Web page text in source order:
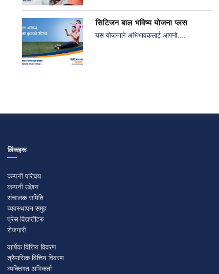
सिटिजन बाल भविष्य योजना प्लस
यस योजनाले अभिभावकलाई आफ्नो....
लिंकहरू
कम्पनी परिचय
कम्पनी उद्देश्य
संचालक समिति
व्यवस्थापन समुह
प्रेस विज्ञप्तीहरु
रोजगारी
वार्षिक वित्तिय विवरण​
त्रैमासिक वित्तिय विवरण​
व्यक्तिगत अभिकर्ता